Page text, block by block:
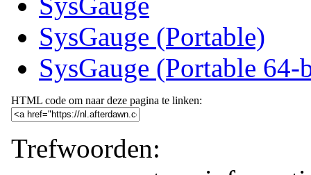
SysGauge (Portable)
SysGauge (Portable 64-
HTML code om naar deze pagina te linken:
Trefwoorden: